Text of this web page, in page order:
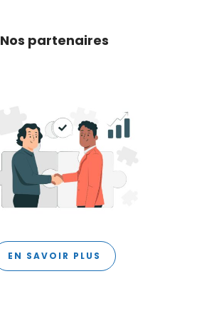
Nos partenaires
EN SAVOIR PLUS